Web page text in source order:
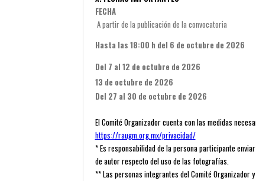
FECHA
A partir de la publicación de la convocatoria
Hasta las 18:00 h del 6 de octubre de 2026
Del 7 al 12 de octubre de 2026
13 de octubre de 2026
Del 27 al 30 de octubre de 2026
El Comité Organizador cuenta con las medidas
https://raugm.org.mx/privacidad/
* Es responsabilidad de la persona participante
de autor respecto del uso de las fotografías.
** Las personas integrantes del Comité